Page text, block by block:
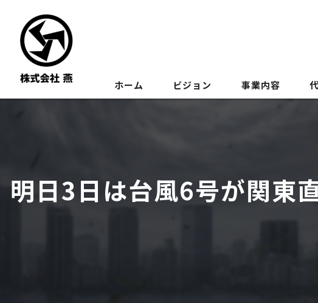
ホーム ビジョン 事業内容
明日3日は台風6号が関東